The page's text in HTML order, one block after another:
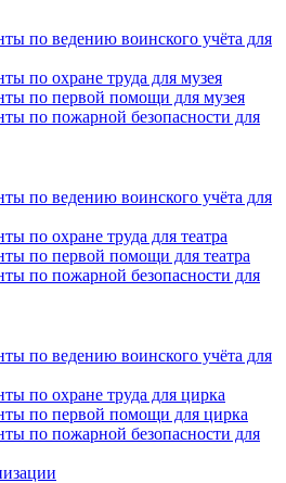
по ведению воинского учёта для
по охране труда для музея
по первой помощи для музея
по пожарной безопасности для
по ведению воинского учёта для
по охране труда для театра
по первой помощи для театра
по пожарной безопасности для
по ведению воинского учёта для
по охране труда для цирка
по первой помощи для цирка
по пожарной безопасности для